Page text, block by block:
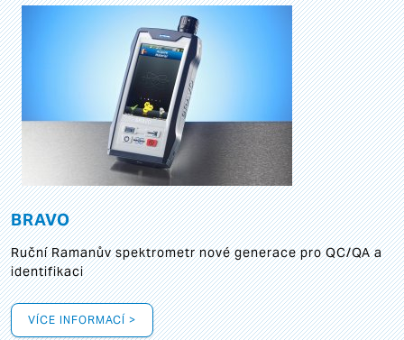
BRAVO
Ruční Ramanův spektrometr nové generace pro QC/QA a
identifikaci
VÍCE INFORMACÍ >